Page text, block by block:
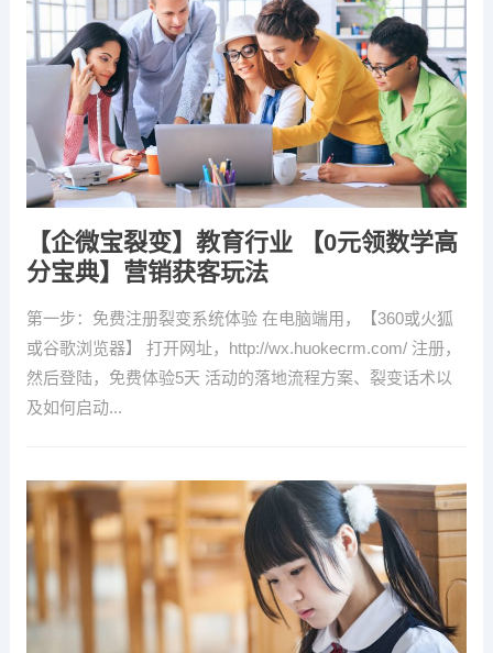
【企微宝裂变】教育行业 【0元领数学高
分宝典】营销获客玩法
第一步：免费注册裂变系统体验 在电脑端用，【360或火狐
或谷歌浏览器】 打开网址，http://wx.huokecrm.com/ 注册，
然后登陆，免费体验5天 活动的落地流程方案、裂变话术以
及如何启动...